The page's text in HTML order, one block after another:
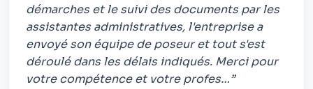
démarches et le suivi des documents par les
assistantes administratives, l'entreprise a
envoyé son équipe de poseur et tout s'est
déroulé dans les délais indiqués. Merci pour
votre compétence et votre profes…”